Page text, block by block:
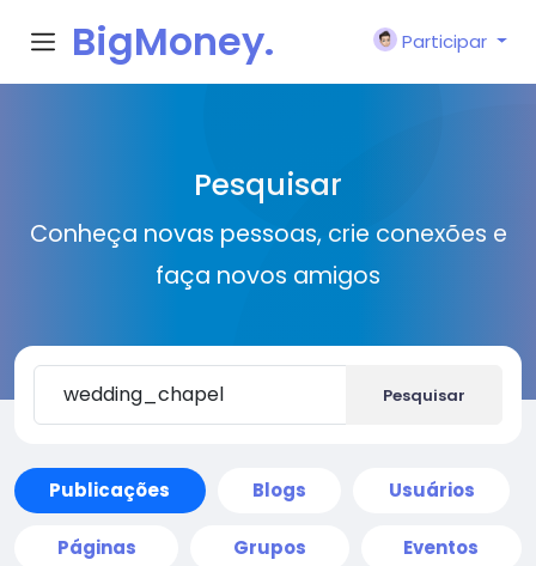
BigMoney.
Participar
Pesquisar
Conheça novas pessoas, crie conexões e
faça novos amigos
Pesquisar
Publicações Blogs Usuários
Páginas Grupos Eventos